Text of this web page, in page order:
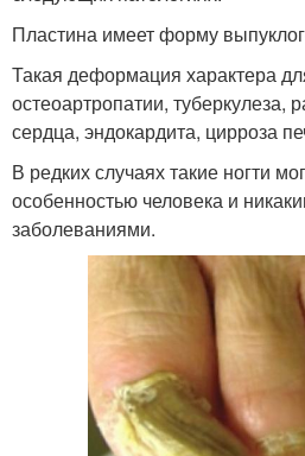
Пластина имеет форму
Такая деформация характера
остеоартропатии, туберкулеза,
сердца, эндокардита, цирроза
В редких случаях такие ногти
особенностью человека и
заболеваниями.